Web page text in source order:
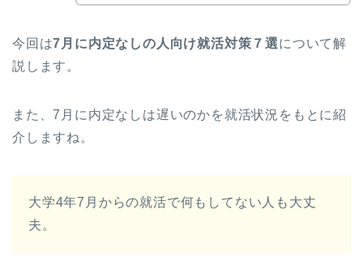
今回は7月に内定なしの人向け就活対策７選について解
説します。
また、7月に内定なしは遅いのかを就活状況をもとに紹
介しますね。
大学4年7月からの就活で何もしてない人も大丈
夫。